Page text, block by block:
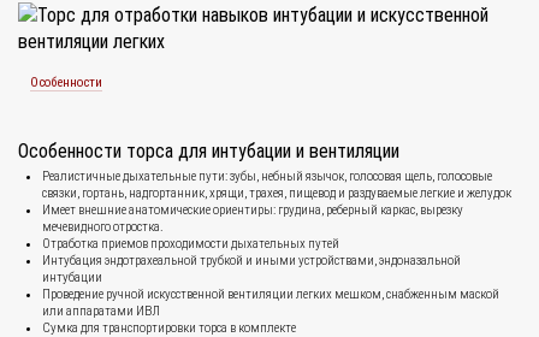
Особенности
Особенности торса для интубации и вентиляции
Реалистичные дыхательные пути: зубы, небный язычок, голосовая щель, голосовые
связки, гортань, надгортанник, хрящи, трахея, пищевод и раздуваемые легкие и желудок
Имеет внешние анатомические ориентиры: грудина, реберный каркас, вырезку
мечевидного отростка.
Отработка приемов проходимости дыхательных путей
Интубация эндотрахеальной трубкой и иными устройствами, эндоназальной
интубации
Проведение ручной искусственной вентиляции легких мешком, снабженным маской
или аппаратами ИВЛ
Сумка для транспортировки торса в комплекте